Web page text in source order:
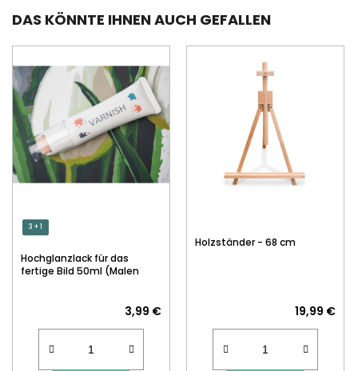
w
e
r
t
u
n
g
e
n
DAS KÖNNTE IHNEN AUCH GEFALLEN
3 + 1
Hochglanzlack für das
fertige Bild 50ml (Malen
3,99 €
Holzständer - 68 cm
19,99 €